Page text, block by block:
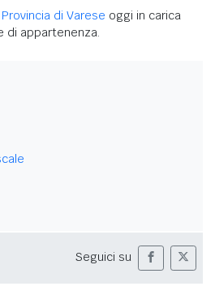
di Varese oggi in carica
di appartenenza.
Seguici su